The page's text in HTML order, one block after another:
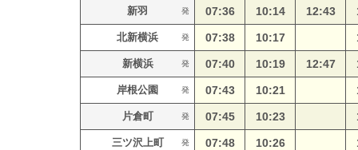
新羽 発 07:36 10:14 12:43
北新横浜 発 07:38 10:17
新横浜 発 07:40 10:19 12:47
岸根公園 発 07:43 10:21
片倉町 発 07:45 10:23
三ツ沢上町 発 07:48 10:26